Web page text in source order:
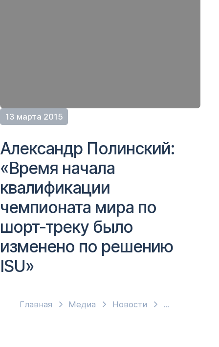
13 марта 2015
Главная Медиа Новости
Александр Полинский:
«Время начала
квалификации
чемпионата мира по
шорт-треку было
изменено по решению
ISU»